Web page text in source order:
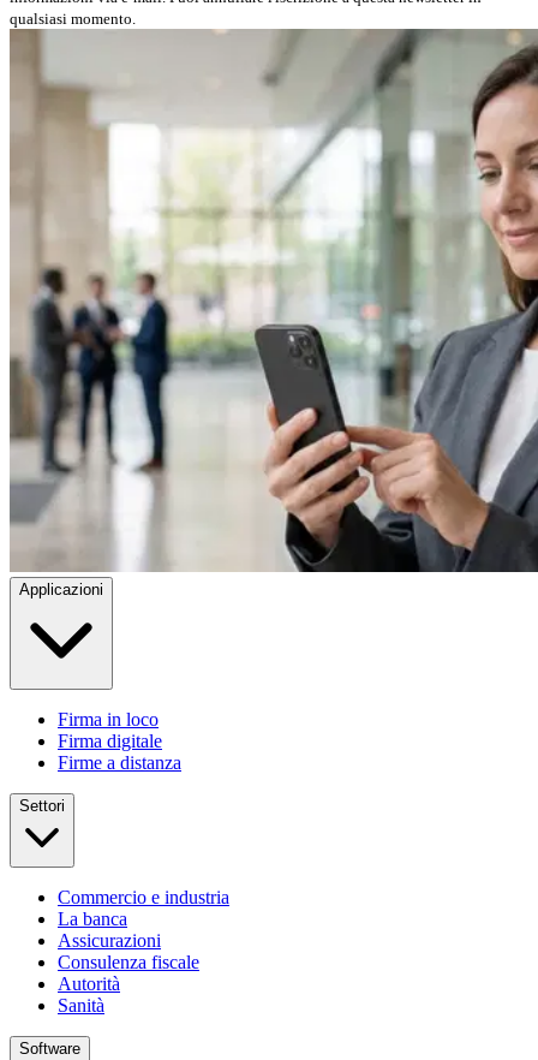
qualsiasi momento.
Applicazioni
Firma in loco
Firma digitale
Firme a distanza
Settori
Commercio e industria
La banca
Assicurazioni
Consulenza fiscale
Autorità
Sanità
Software